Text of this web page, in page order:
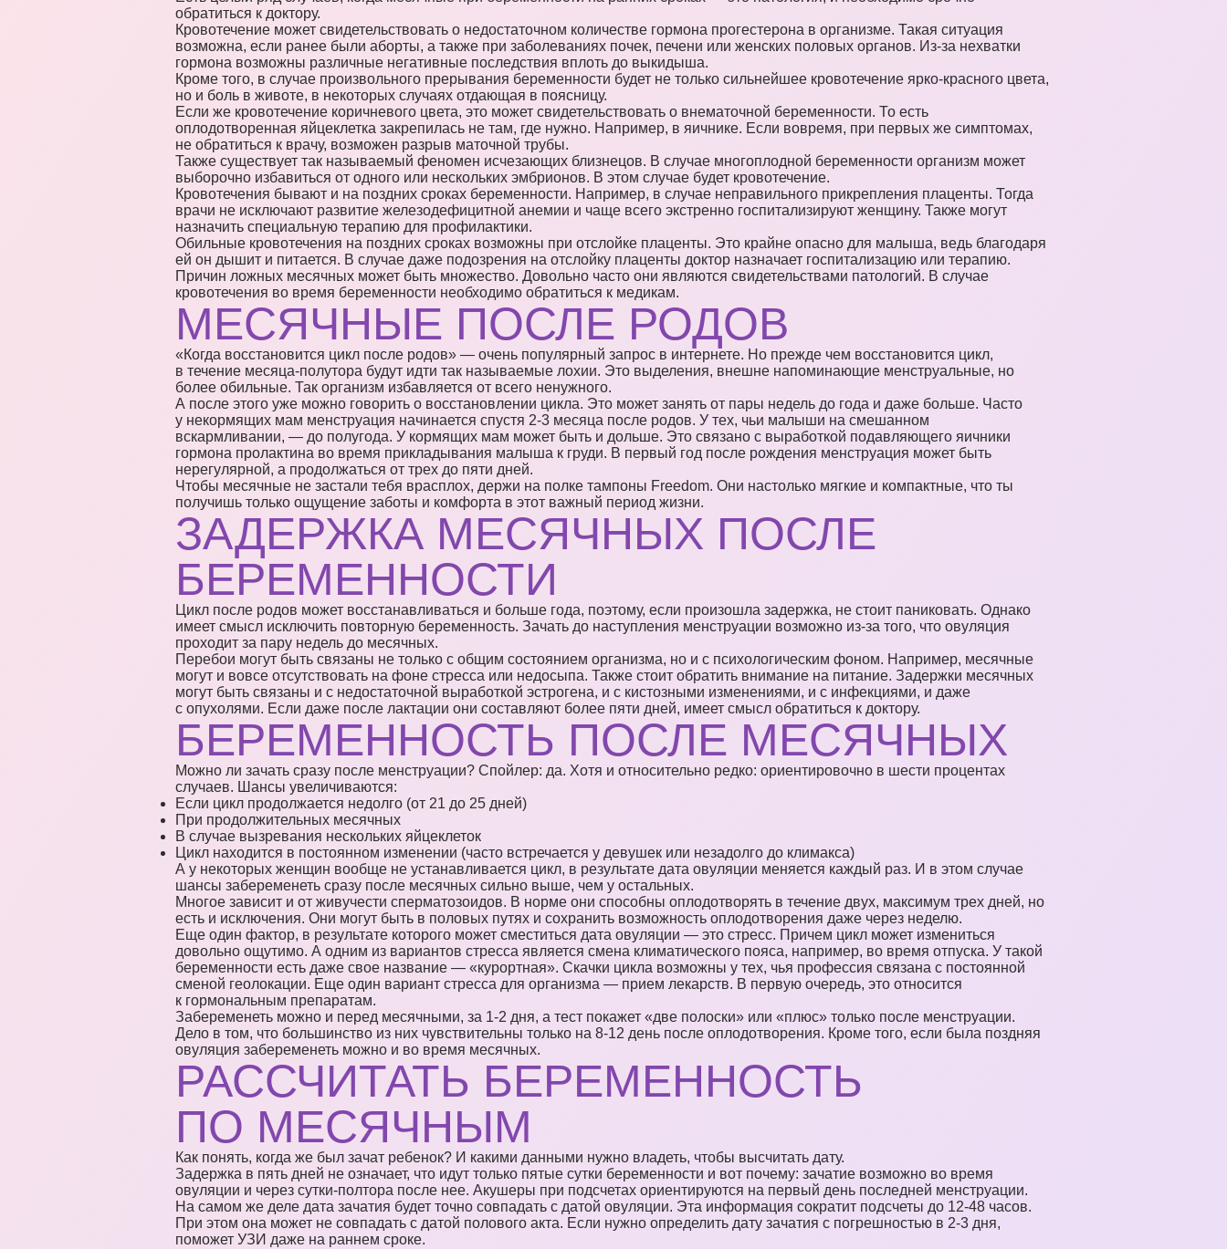
обратиться к доктору.
Кровотечение может свидетельствовать о недостаточном количестве гормона прогестерона в организме. Такая ситуация
возможна, если ранее были аборты, а также при заболеваниях почек, печени или женских половых органов. Из-за нехватки
гормона возможны различные негативные последствия вплоть до выкидыша.
Кроме того, в случае произвольного прерывания беременности будет не только сильнейшее кровотечение ярко-красного цвета,
но и боль в животе, в некоторых случаях отдающая в поясницу.
Если же кровотечение коричневого цвета, это может свидетельствовать о внематочной беременности. То есть
оплодотворенная яйцеклетка закрепилась не там, где нужно. Например, в яичнике. Если вовремя, при первых же симптомах,
не обратиться к врачу, возможен разрыв маточной трубы.
Также существует так называемый феномен исчезающих близнецов. В случае многоплодной беременности организм может
выборочно избавиться от одного или нескольких эмбрионов. В этом случае будет кровотечение.
Кровотечения бывают и на поздних сроках беременности. Например, в случае неправильного прикрепления плаценты. Тогда
врачи не исключают развитие железодефицитной анемии и чаще всего экстренно госпитализируют женщину. Также могут
назначить специальную терапию для профилактики.
Обильные кровотечения на поздних сроках возможны при отслойке плаценты. Это крайне опасно для малыша, ведь благодаря
ей он дышит и питается. В случае даже подозрения на отслойку плаценты доктор назначает госпитализацию или терапию.
Причин ложных месячных может быть множество. Довольно часто они являются свидетельствами патологий. В случае
кровотечения во время беременности необходимо обратиться к медикам.
МЕСЯЧНЫЕ ПОСЛЕ РОДОВ
«Когда восстановится цикл после родов» — очень популярный запрос в интернете. Но прежде чем восстановится цикл,
в течение месяца-полутора будут идти так называемые лохии. Это выделения, внешне напоминающие менструальные, но
более обильные. Так организм избавляется от всего ненужного.
А после этого уже можно говорить о восстановлении цикла. Это может занять от пары недель до года и даже больше. Часто
у некормящих мам менструация начинается спустя 2-3 месяца после родов. У тех, чьи малыши на смешанном
вскармливании, — до полугода. У кормящих мам может быть и дольше. Это связано с выработкой подавляющего яичники
гормона пролактина во время прикладывания малыша к груди. В первый год после рождения менструация может быть
нерегулярной, а продолжаться от трех до пяти дней.
Чтобы месячные не застали тебя врасплох, держи на полке тампоны Freedom. Они настолько мягкие и компактные, что ты
получишь только ощущение заботы и комфорта в этот важный период жизни.
ЗАДЕРЖКА МЕСЯЧНЫХ ПОСЛЕ
БЕРЕМЕННОСТИ
Цикл после родов может восстанавливаться и больше года, поэтому, если произошла задержка, не стоит паниковать. Однако
имеет смысл исключить повторную беременность. Зачать до наступления менструации возможно из-за того, что овуляция
проходит за пару недель до месячных.
Перебои могут быть связаны не только с общим состоянием организма, но и с психологическим фоном. Например, месячные
могут и вовсе отсутствовать на фоне стресса или недосыпа. Также стоит обратить внимание на питание. Задержки месячных
могут быть связаны и с недостаточной выработкой эстрогена, и с кистозными изменениями, и с инфекциями, и даже
с опухолями. Если даже после лактации они составляют более пяти дней, имеет смысл обратиться к доктору.
БЕРЕМЕННОСТЬ ПОСЛЕ МЕСЯЧНЫХ
Можно ли зачать сразу после менструации? Спойлер: да. Хотя и относительно редко: ориентировочно в шести процентах
случаев. Шансы увеличиваются:
Если цикл продолжается недолго (от 21 до 25 дней)
При продолжительных месячных
В случае вызревания нескольких яйцеклеток
Цикл находится в постоянном изменении (часто встречается у девушек или незадолго до климакса)
А у некоторых женщин вообще не устанавливается цикл, в результате дата овуляции меняется каждый раз. И в этом случае
шансы забеременеть сразу после месячных сильно выше, чем у остальных.
Многое зависит и от живучести сперматозоидов. В норме они способны оплодотворять в течение двух, максимум трех дней, но
есть и исключения. Они могут быть в половых путях и сохранить возможность оплодотворения даже через неделю.
Еще один фактор, в результате которого может сместиться дата овуляции — это стресс. Причем цикл может измениться
довольно ощутимо. А одним из вариантов стресса является смена климатического пояса, например, во время отпуска. У такой
беременности есть даже свое название — «курортная». Скачки цикла возможны у тех, чья профессия связана с постоянной
сменой геолокации. Еще один вариант стресса для организма — прием лекарств. В первую очередь, это относится
к гормональным препаратам.
Забеременеть можно и перед месячными, за 1-2 дня, а тест покажет «две полоски» или «плюс» только после менструации.
Дело в том, что большинство из них чувствительны только на 8-12 день после оплодотворения. Кроме того, если была поздняя
овуляция забеременеть можно и во время месячных.
РАССЧИТАТЬ БЕРЕМЕННОСТЬ
ПО МЕСЯЧНЫМ
Как понять, когда же был зачат ребенок? И какими данными нужно владеть, чтобы высчитать дату.
Задержка в пять дней не означает, что идут только пятые сутки беременности и вот почему: зачатие возможно во время
овуляции и через сутки-полтора после нее. Акушеры при подсчетах ориентируются на первый день последней менструации.
На самом же деле дата зачатия будет точно совпадать с датой овуляции. Эта информация сократит подсчеты до 12-48 часов.
При этом она может не совпадать с датой полового акта. Если нужно определить дату зачатия с погрешностью в 2-3 дня,
поможет УЗИ даже на раннем сроке.